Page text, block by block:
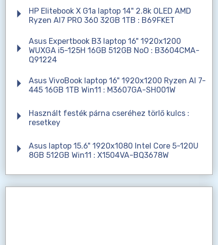
HP Elitebook X G1a laptop 14" 2.8k OLED AMD
Ryzen AI7 PRO 360 32GB 1TB : B69FKET
Asus Expertbook B3 laptop 16" 1920x1200
WUXGA i5-125H 16GB 512GB NoO : B3604CMA-
Q91224
Asus VivoBook laptop 16" 1920x1200 Ryzen AI 7-
445 16GB 1TB Win11 : M3607GA-SH001W
Használt festék párna cseréhez törlő kulcs :
resetkey
Asus laptop 15.6" 1920x1080 Intel Core 5-120U
8GB 512GB Win11 : X1504VA-BQ3678W